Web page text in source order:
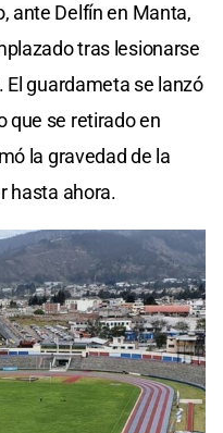
ante Delfín en Manta,
tras lesionarse
guardameta se lanzó
que se retirado en
la gravedad de la
hasta ahora.